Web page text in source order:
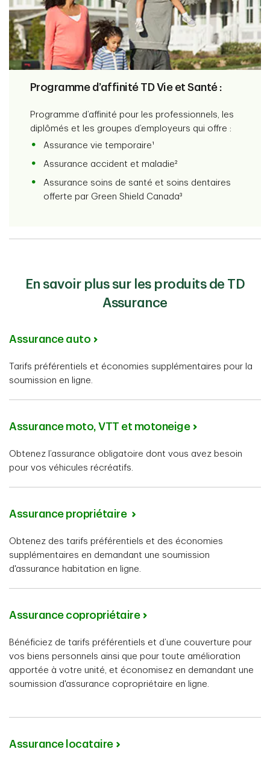
Programme d’affinité TD Vie et Santé :
Programme d’affinité pour les professionnels, les
diplômés et les groupes d’employeurs qui offre :
Assurance vie temporaire¹
Assurance accident et maladie²
Assurance soins de santé et soins dentaires
offerte par Green Shield Canada³
En savoir plus sur les produits de TD
Assurance
Assurance auto
Tarifs préférentiels et économies supplémentaires pour la
soumission en ligne.
Assurance moto, VTT et motoneige
Obtenez l’assurance obligatoire dont vous avez besoin
pour vos véhicules récréatifs.
Assurance propriétaire
Obtenez des tarifs préférentiels et des économies
supplémentaires en demandant une soumission
d'assurance habitation en ligne.
Assurance copropriétaire
Bénéficiez de tarifs préférentiels et d’une couverture pour
vos biens personnels ainsi que pour toute amélioration
apportée à votre unité, et économisez en demandant une
soumission d'assurance copropriétaire en ligne.
Assurance locataire